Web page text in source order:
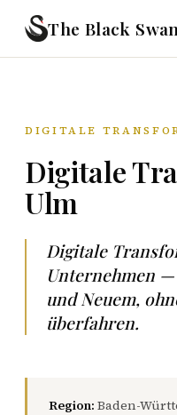
The Black Swan
DIGITALE
Digitale
Ulm
Digitale
Unternehmen —
und Neuem,
überfahren.
Region: Baden-